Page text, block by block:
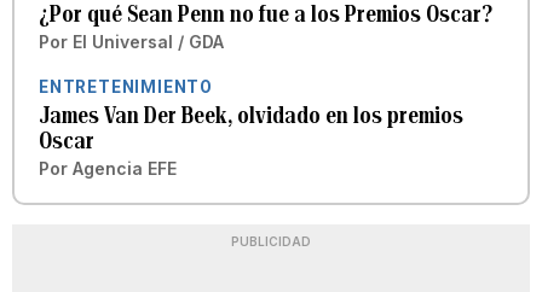
¿Por qué Sean Penn no fue a los Premios Oscar?
Por El Universal / GDA
ENTRETENIMIENTO
James Van Der Beek, olvidado en los premios
Oscar
Por Agencia EFE
PUBLICIDAD